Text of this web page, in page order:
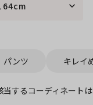
パンツ キレイ
するコーディネートは